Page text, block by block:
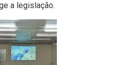
a legislação.